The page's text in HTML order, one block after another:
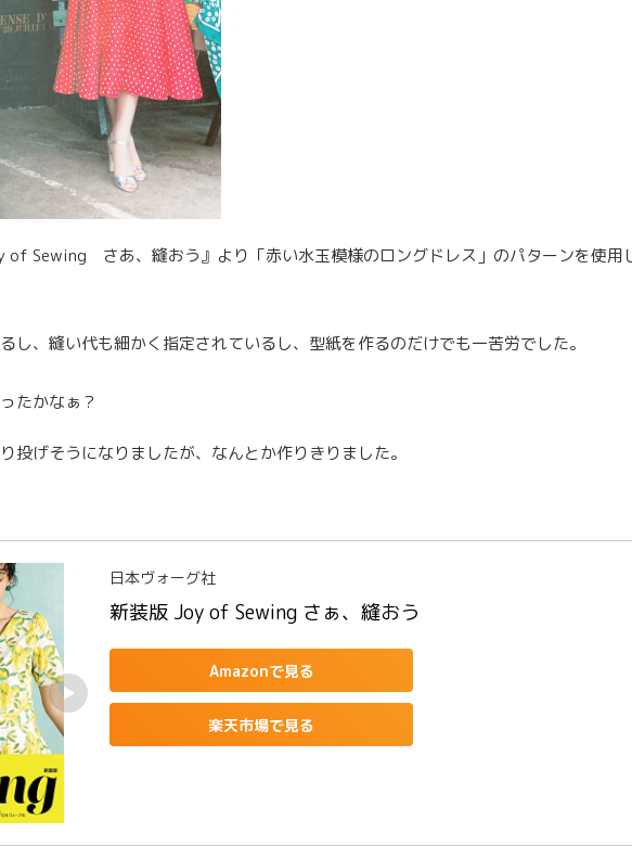
of Sewing さあ、縫おう』より「赤い水玉模様のロングドレス」のパターンを使用
し、縫い代も細かく指定されているし、型紙を作るのだけでも一苦労でした。
たかなぁ？
投げそうになりましたが、なんとか作りきりました。
日本ヴォーグ社
新装版 Joy of Sewing さぁ、縫おう
Amazonで見る
楽天市場で見る